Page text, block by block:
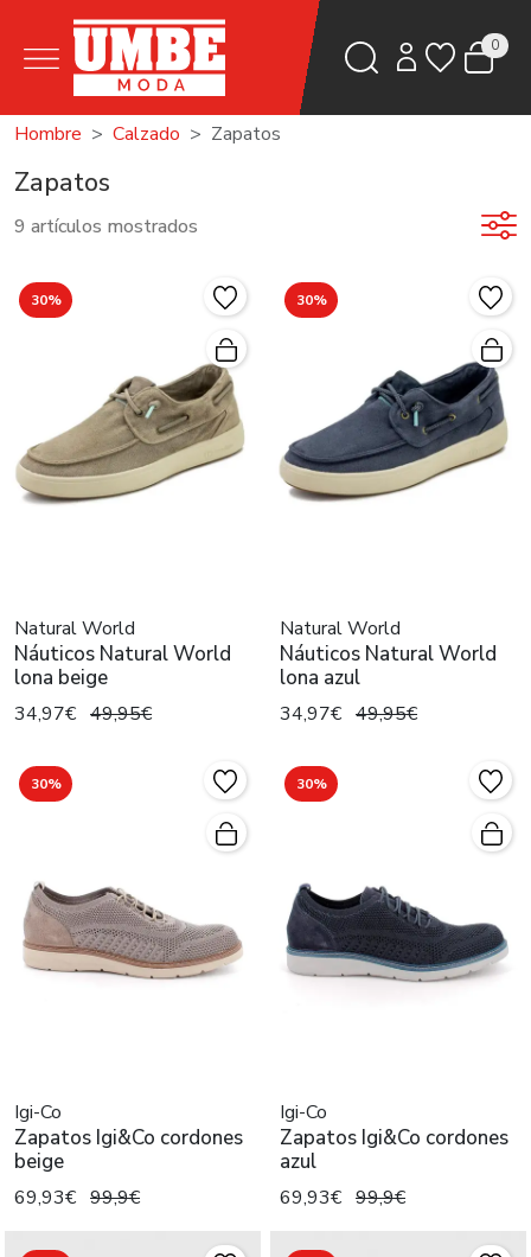
0
Hombre Calzado Zapatos
Zapatos
9 artículos mostrados
30%
Natural World
Náuticos Natural World
lona beige
34,97€ 49,95€
30%
Natural World
Náuticos Natural World
lona azul
34,97€ 49,95€
30%
Igi-Co
Zapatos Igi&Co cordones
beige
69,93€ 99,9€
30%
Igi-Co
Zapatos Igi&Co cordones
azul
69,93€ 99,9€